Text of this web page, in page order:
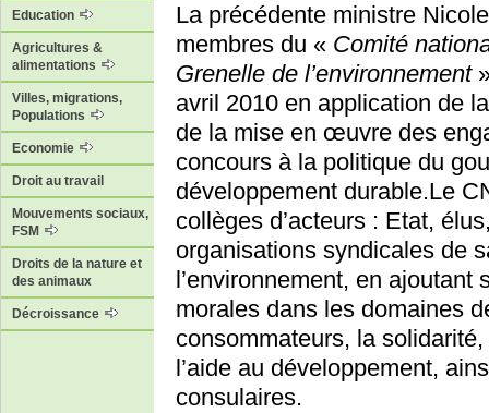
Education
Agricultures &
alimentations
Villes, migrations,
Populations
Economie
Droit au travail
Mouvements sociaux,
FSM
Droits de la nature et
des animaux
Décroissance
La précédente ministre
membres du « Comité
Grenelle de l’environnement
avril 2010 en application de
de la mise en œuvre des
concours à la politique du
développement durable.Le
collèges d’acteurs : Etat,
organisations syndicales de
l’environnement, en
morales dans les domaines
consommateurs, la
l’aide au développement,
consulaires.